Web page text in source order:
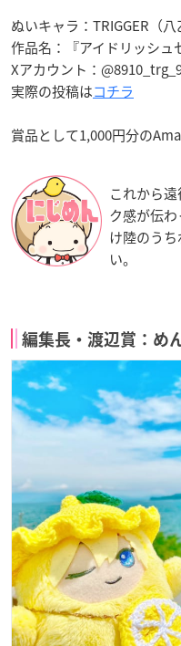
ぬいキャラ：TRIGGER（
作品名：『アイドリッシュ
Xアカウント：
実際の投稿はコチラ
賞品として1,000円分の
これから
ク感が伝
け陸のう
い。
編集長・渡辺賞：め